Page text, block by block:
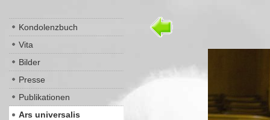
Kondolenzbuch
Vita
Bilder
Presse
Publikationen
Ars universalis